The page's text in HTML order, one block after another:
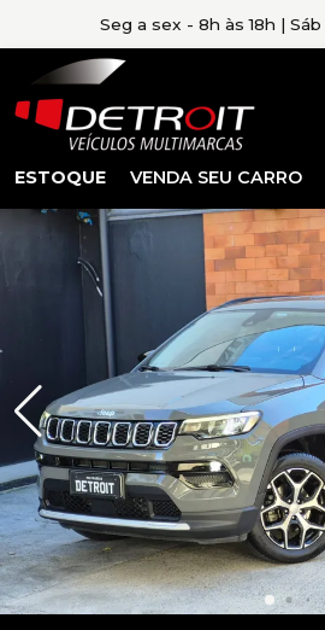
Seg a sex - 8h às 18h |
ESTOQUE VENDA SEU CARRO